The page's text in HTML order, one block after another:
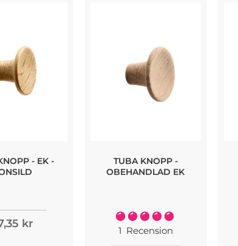
- EK -
kr
TUBA KNOPP -
OBEHANDLAD EK
Rating:
1 Recension